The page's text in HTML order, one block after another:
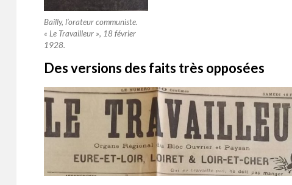
Bailly, l’orateur communiste.
« Le Travailleur », 18 février
1928.
Des versions des faits très opposées